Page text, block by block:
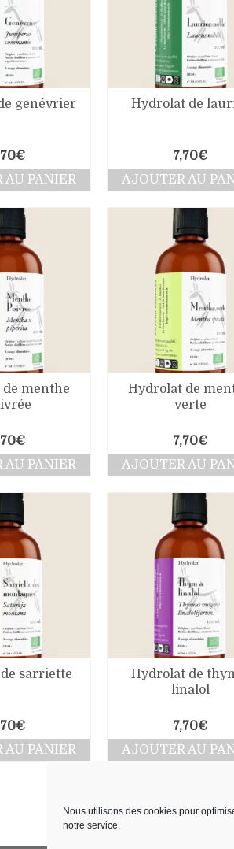
Nous utilisons des cookies pour
notre service.
genévrier
€
AU PANIER
Hydrolat de
7,70€
AJOUTER AU
menthe
€
AU PANIER
Hydrolat de
verte
7,70€
AJOUTER AU
sarriette
€
AU PANIER
Hydrolat de
linalol
7,70€
AJOUTER AU